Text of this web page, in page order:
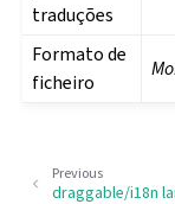
traduções
Formato de
ficheiro
Previous
draggable/i18n